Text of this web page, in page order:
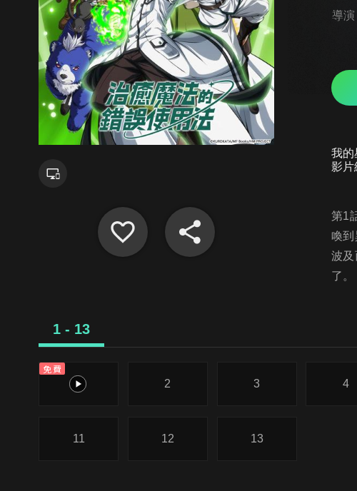
導演
我的
影片
第1
喚
波
了。
1 - 13
免費
1
2 3 4
11 12 13